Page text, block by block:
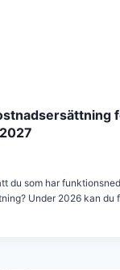
du som har
Under 2026 kan